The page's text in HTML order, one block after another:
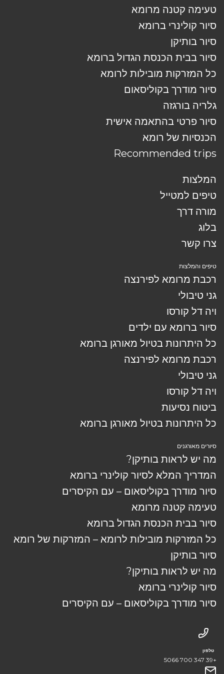
טעימה קטנה מרומא
סיור קולינרי ברומא
סיור בותיקן
סיור בבית הכנסת הגדול ברומא
כל המזרקות מובילות לרומא
סיור מודרך בקוליסאום
גלריה בורגזה
סיור פרטי בהתאמה אישית
הכנסיות של רומא
Recommended trips
המלצות
טיפים למטייל
מורה דרך
בלוג
צרו קשר
טיפים והמלצות
רכבת מרומא לפירנצה
גני טיבולי
ויה דל קורסו
סיור ברומא עם ילדים
כל היתרונות בטיול מאורגן ברומא
רכבת מרומא לפירנצה
גני טיבולי
ויה דל קורסו
ביטוח נסיעות
כל היתרונות בטיול מאורגן ברומא
סיורים מאורגנים
מה יש לראות בותיקן?
המדריך המלא לסיור קולינרי ברומא
סיור מודרך בקוליסאום – עם הקיסרים
טעימה קטנה מרומא
סיור בבית הכנסת הגדול ברומא
כל המזרקות מובילות לרומא – המזרקות של רומא
סיור בותיקן
מה יש לראות בותיקן?
סיור קולינרי ברומא
סיור מודרך בקוליסאום – עם הקיסרים
טלפון
+39 347 700 5066